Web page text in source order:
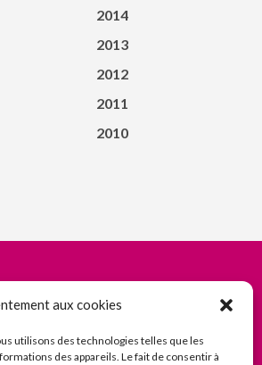
aux cookies
utilisons des technologies telles que les
des appareils. Le fait de consentir à
2014
2013
2012
2011
2010
18h